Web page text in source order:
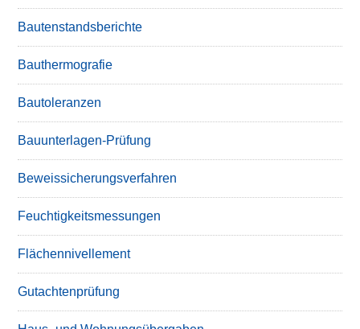
Bautenstandsberichte
Bauthermografie
Bautoleranzen
Bauunterlagen-Prüfung
Beweissicherungsverfahren
Feuchtigkeitsmessungen
Flächennivellement
Gutachtenprüfung